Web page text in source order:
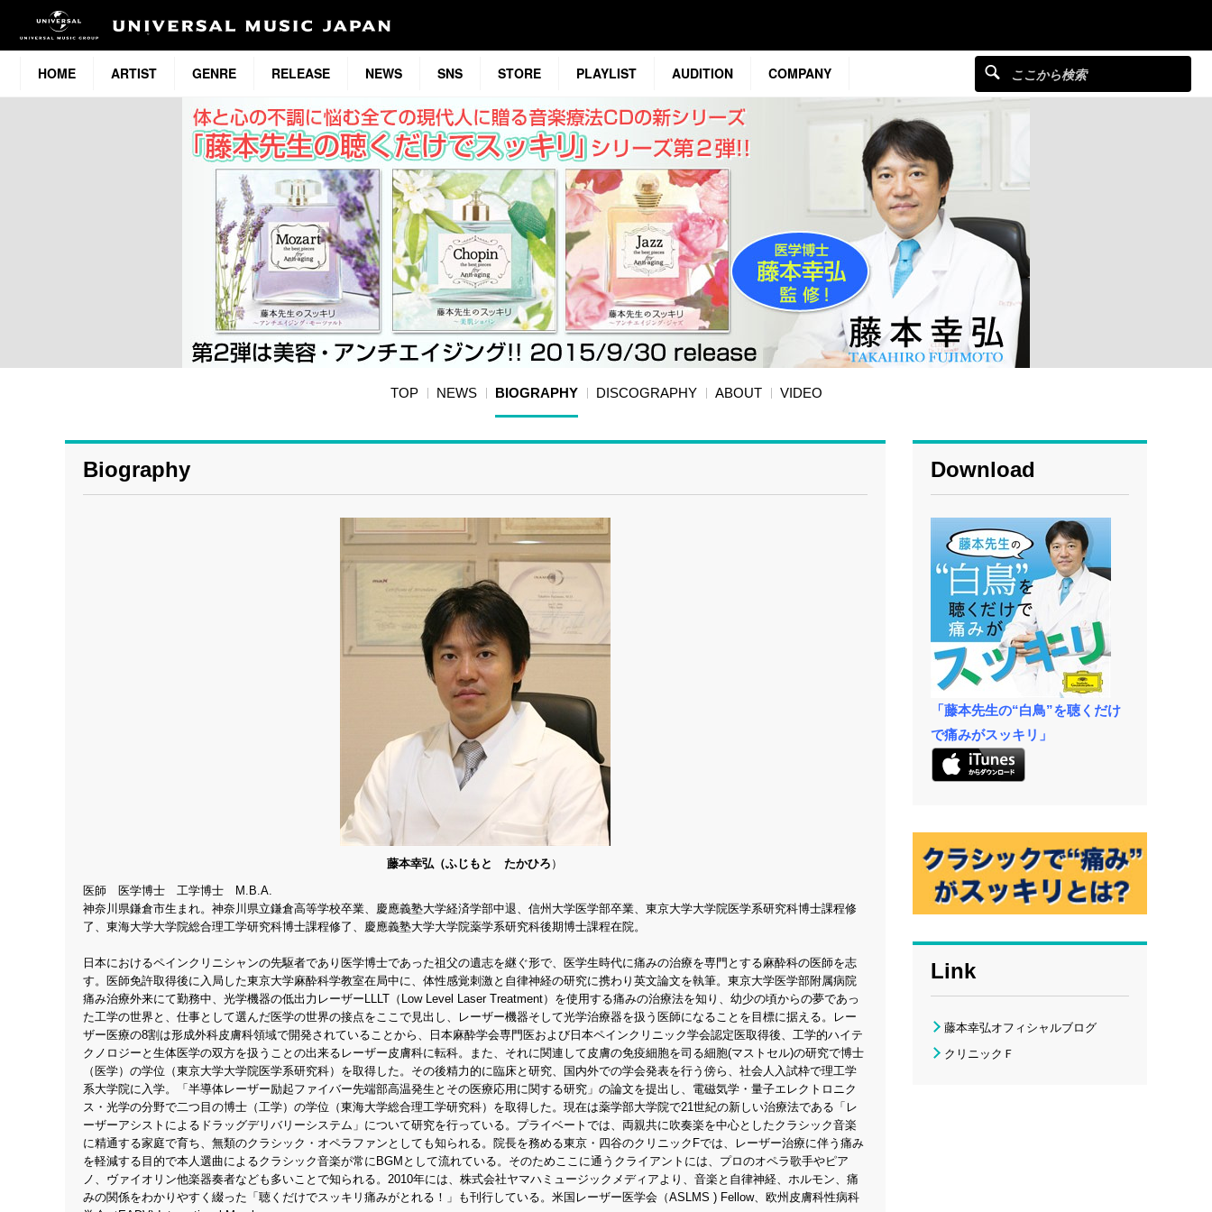
HOME ARTIST GENRE RELEASE NEWS SNS STORE PLAYLIST AUDITION COMPANY
TOP NEWS BIOGRAPHY DISCOGRAPHY ABOUT VIDEO
Biography
藤本幸弘（ふじもと たかひろ ）
医師 医学博士 工学博士 M.B.A.
神奈川県鎌倉市生まれ。神奈川県立鎌倉高等学校卒業、慶應義塾大学経済学部中退、信州大学医学部卒業、東京大学大学院医学系研究科博士課程修
了、東海大学大学院総合理工学研究科博士課程修了、慶應義塾大学大学院薬学系研究科後期博士課程在院。
日本におけるペインクリニシャンの先駆者であり医学博士であった祖父の遺志を継ぐ形で、医学生時代に痛みの治療を専門とする麻酔科の医師を志
す。医師免許取得後に入局した東京大学麻酔科学教室在局中に、体性感覚刺激と自律神経の研究に携わり英文論文を執筆。東京大学医学部附属病院
痛み治療外来にて勤務中、光学機器の低出力レーザーLLLT（Low Level Laser Treatment）を使用する痛みの治療法を知り、幼少の頃からの夢であっ
た工学の世界と、仕事として選んだ医学の世界の接点をここで見出し、レーザー機器そして光学治療器を扱う医師になることを目標に据える。レー
ザー医療の8割は形成外科皮膚科領域で開発されていることから、日本麻酔学会専門医および日本ペインクリニック学会認定医取得後、工学的ハイテ
クノロジーと生体医学の双方を扱うことの出来るレーザー皮膚科に転科。また、それに関連して皮膚の免疫細胞を司る細胞(マストセル)の研究で博士
（医学）の学位（東京大学大学院医学系研究科）を取得した。その後精力的に臨床と研究、国内外での学会発表を行う傍ら、社会人入試枠で理工学
系大学院に入学。「半導体レーザー励起ファイバー先端部高温発生とその医療応用に関する研究」の論文を提出し、電磁気学・量子エレクトロニク
ス・光学の分野で二つ目の博士（工学）の学位（東海大学総合理工学研究科）を取得した。現在は薬学部大学院で21世紀の新しい治療法である「レ
ーザーアシストによるドラッグデリバリーシステム」について研究を行っている。プライベートでは、両親共に吹奏楽を中心としたクラシック音楽
に精通する家庭で育ち、無類のクラシック・オペラファンとしても知られる。院長を務める東京・四谷のクリニックFでは、レーザー治療に伴う痛み
を軽減する目的で本人選曲によるクラシック音楽が常にBGMとして流れている。そのためここに通うクライアントには、プロのオペラ歌手やピア
ノ、ヴァイオリン他楽器奏者なども多いことで知られる。2010年には、株式会社ヤマハミュージックメディアより、音楽と自律神経、ホルモン、痛
みの関係をわかりやすく綴った「聴くだけでスッキリ痛みがとれる！」も刊行している。米国レーザー医学会（ASLMS ) Fellow、欧州皮膚科性病科
Download
「藤本先生の“白鳥”を聴くだけ
で痛みがスッキリ」
Link
藤本幸弘オフィシャルブログ
クリニックＦ